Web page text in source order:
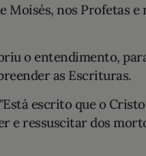
Moisés, nos Profetas e
o entendimento,
as Escrituras.
escrito que o Cristo
e ressuscitar dos